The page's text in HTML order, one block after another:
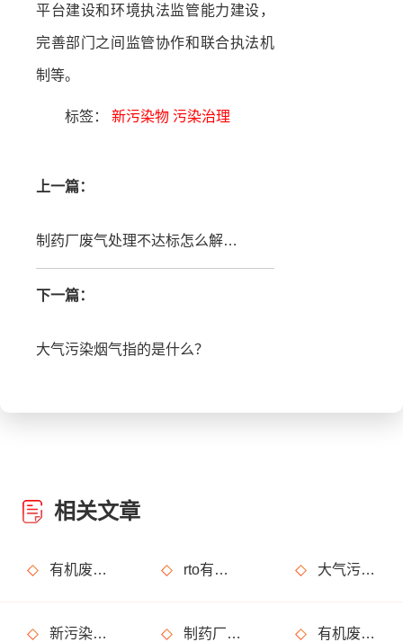
平台建设和环境执法监管能力建设，
完善部门之间监管协作和联合执法机
制等。
标签： 新污染物 污染治理
上一篇：
制药厂废气处理不达标怎么解决，有哪些废气处理设备可以用?
下一篇：
大气污染烟气指的是什么？
相关文章
有机废气治理工艺效率高吗？ rto有机废气处理设备处理效果怎么样？ 大气污染烟气指的是什么？
新污染物是什么？治理难在哪？如何治？ 制药厂废气处理不达标怎么解决，有哪些废气处理设备可以用? 有机废气是什么?处理方法有哪些?